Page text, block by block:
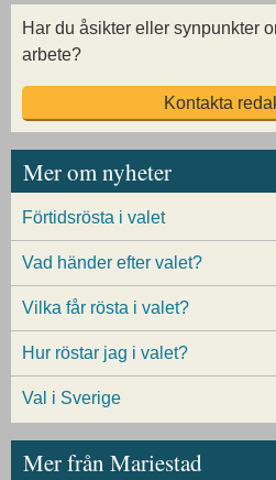
Har du åsikter eller synpunkter
arbete?
Kontakta
Mer om nyheter
Förtidsrösta i valet
Vad händer efter valet?
Vilka får rösta i valet?
Hur röstar jag i valet?
Val i Sverige
Mer från Mariestad